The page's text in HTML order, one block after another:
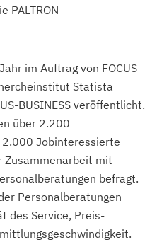
PALTRON
im Auftrag von FOCUS
Statista
BUSINESS veröffentlicht.
über 2.200
Jobinteressierte
Zusammenarbeit mit
befragt.
Personalberatungen
des Service, Preis-